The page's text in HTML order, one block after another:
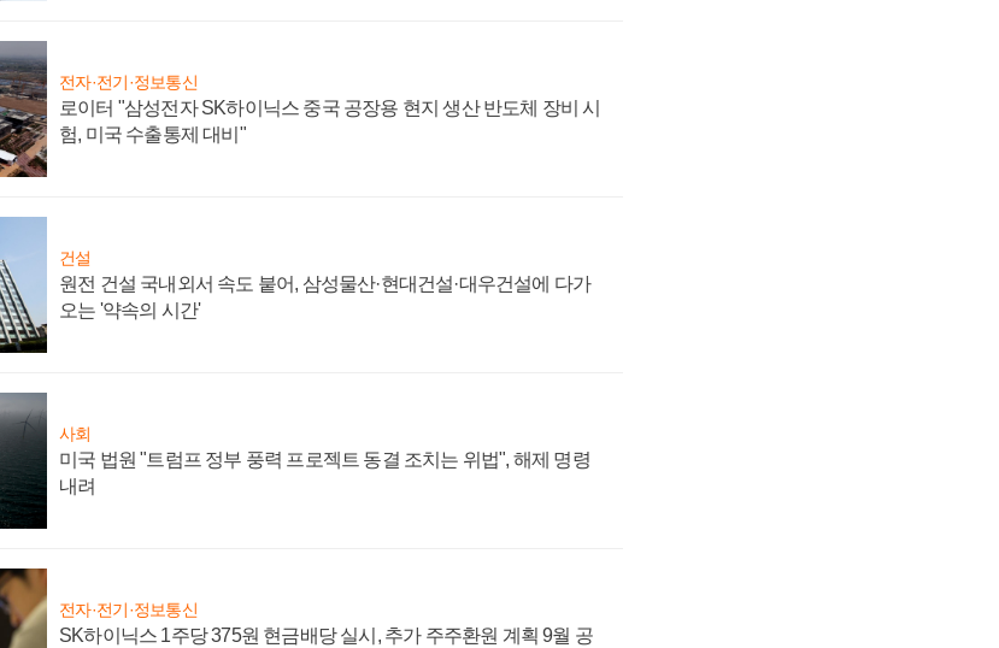
전자·전기·정보통신
로이터 "삼성전자 SK하이닉스 중국 공장용 현지 생산 반도체 장비 시
험, 미국 수출통제 대비"
건설
원전 건설 국내외서 속도 붙어, 삼성물산·현대건설·대우건설에 다가
오는 '약속의 시간'
사회
미국 법원 "트럼프 정부 풍력 프로젝트 동결 조치는 위법", 해제 명령
내려
전자·전기·정보통신
SK하이닉스 1주당 375원 현금배당 실시, 추가 주주환원 계획 9월 공